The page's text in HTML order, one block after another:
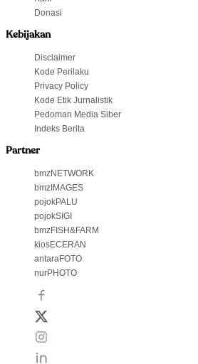
Donasi
Kebijakan
Disclaimer
Kode Perilaku
Privacy Policy
Kode Etik Jurnalistik
Pedoman Media Siber
Indeks Berita
Partner
bmzNETWORK
bmzIMAGES
pojokPALU
pojokSIGI
bmzFISH&FARM
kiosECERAN
antaraFOTO
nurPHOTO